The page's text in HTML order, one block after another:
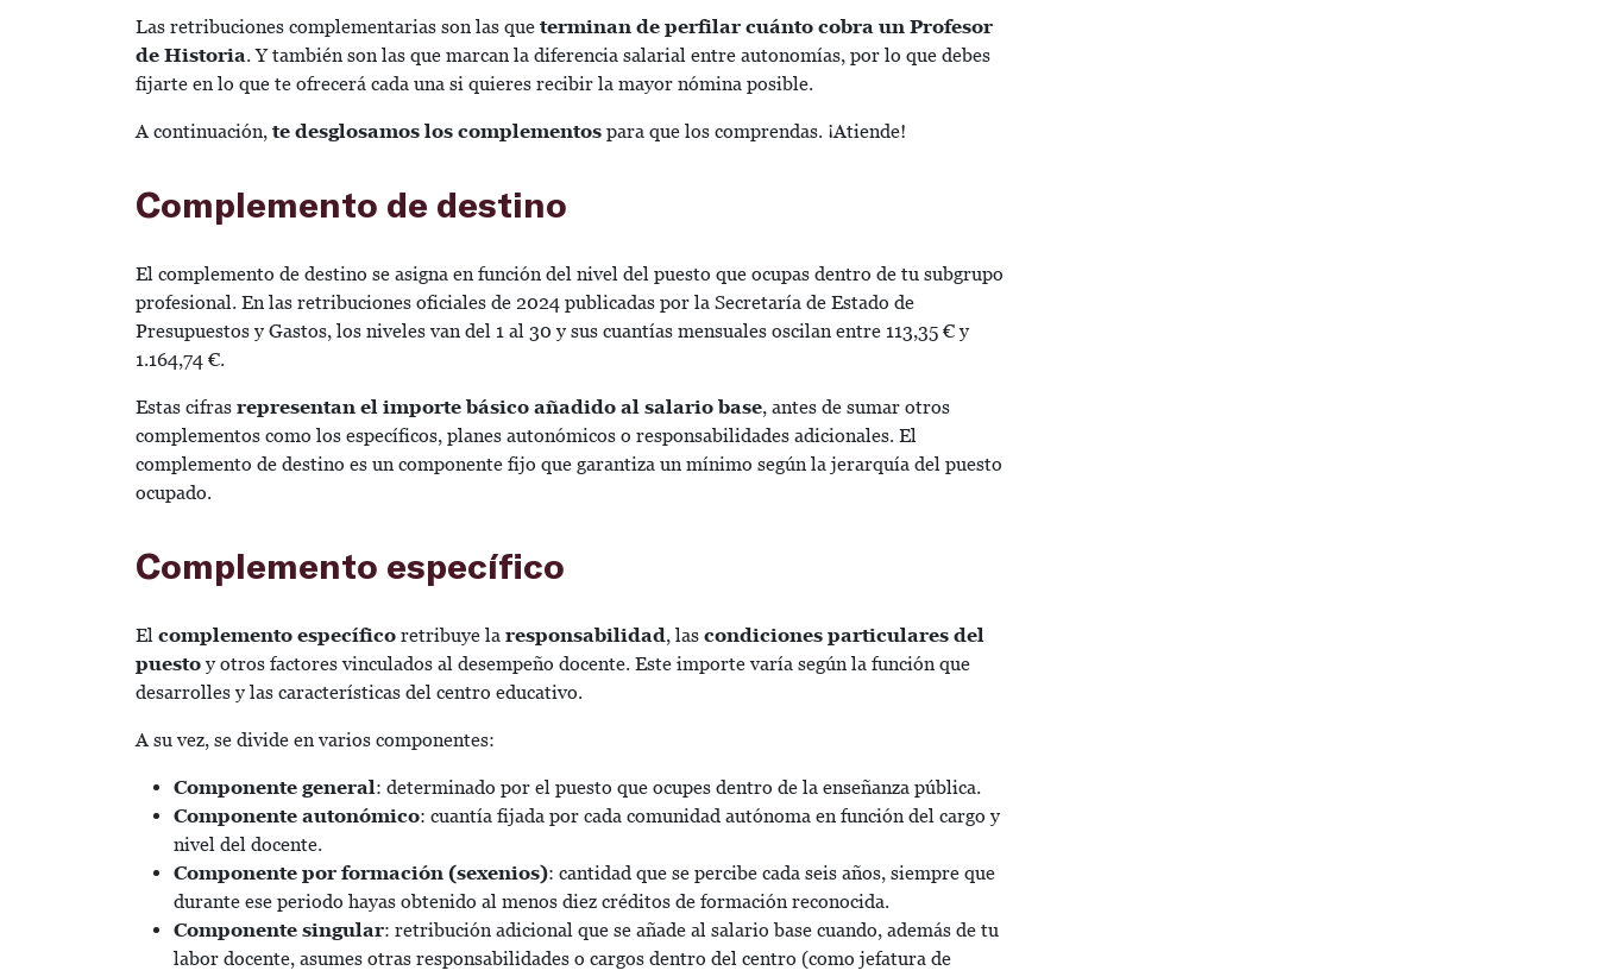
Las retribuciones complementarias son las que terminan de perfilar cuánto cobra un Profesor
de Historia. Y también son las que marcan la diferencia salarial entre autonomías, por lo que debes
fijarte en lo que te ofrecerá cada una si quieres recibir la mayor nómina posible.
A continuación, te desglosamos los complementos para que los comprendas. ¡Atiende!
Complemento de destino
El complemento de destino se asigna en función del nivel del puesto que ocupas dentro de tu subgrupo
profesional. En las retribuciones oficiales de 2024 publicadas por la Secretaría de Estado de
Presupuestos y Gastos, los niveles van del 1 al 30 y sus cuantías mensuales oscilan entre 113,35 € y
1.164,74 €.
Estas cifras representan el importe básico añadido al salario base, antes de sumar otros
complementos como los específicos, planes autonómicos o responsabilidades adicionales. El
complemento de destino es un componente fijo que garantiza un mínimo según la jerarquía del puesto
ocupado.
Complemento específico
El complemento específico retribuye la responsabilidad, las condiciones particulares del
puestoy otros factores vinculados al desempeño docente. Este importe varía según la función que
desarrolles y las características del centro educativo.
A su vez, se divide en varios componentes:
Componente general: determinado por el puesto que ocupes dentro de la enseñanza pública.
Componente autonómico: cuantía fijada por cada comunidad autónoma en función del cargo y
nivel del docente.
Componente por formación (sexenios): cantidad que se percibe cada seis años, siempre que
durante ese periodo hayas obtenido al menos diez créditos de formación reconocida.
Componente singular: retribución adicional que se añade al salario base cuando, además de tu
labor docente, asumes otras responsabilidades o cargos dentro del centro (como jefatura de